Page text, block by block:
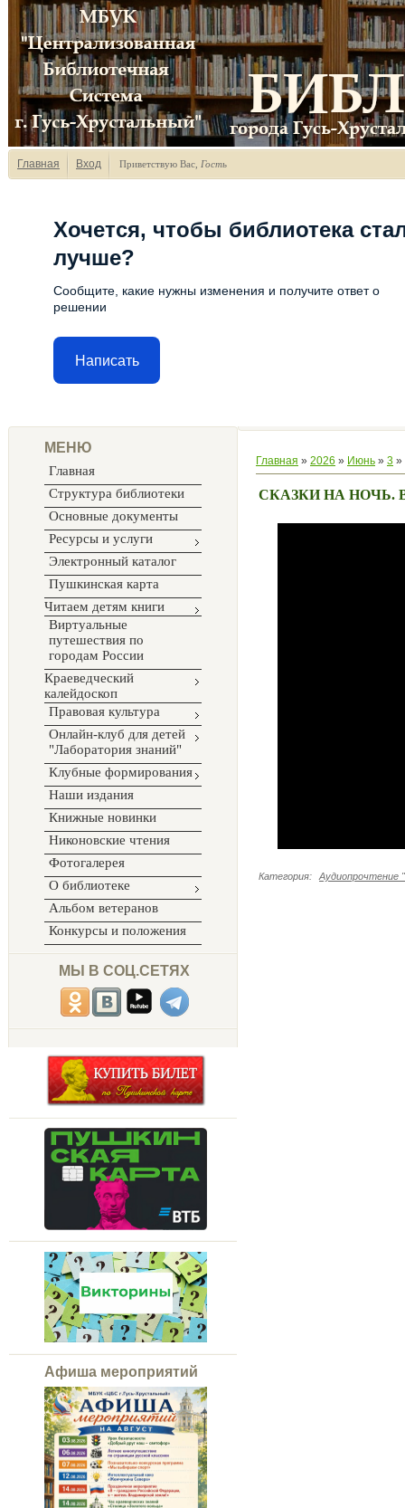
Главная Вход Приветствую Вас Гость
Хочется, чтобы библиотека
лучше?
Сообщите, какие нужны изменения и получите ответ о
решении
Написать
МЕНЮ
Главная
Структура библиотеки
Основные документы
Ресурсы и услуги
Электронный каталог
Пушкинская карта
Читаем детям книги
Виртуальные
путешествия по
городам России
Краеведческий
калейдоскоп
Правовая культура
Онлайн-клуб для детей
"Лаборатория знаний"
Клубные формирования
Наши издания
Книжные новинки
Никоновские чтения
Фотогалерея
О библиотеке
Альбом ветеранов
Конкурсы и положения
МЫ В СОЦ.СЕТЯХ
Афиша мероприятий
Главная » 2026 » Июнь » 3 »
СКАЗКИ НА НОЧЬ.
Категория: Аудиопрочтение